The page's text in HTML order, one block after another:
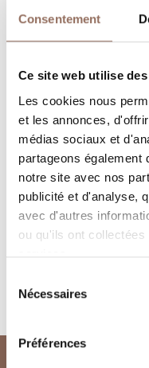
Consentement
Ce site web utilise
Les cookies nous
et les annonces,
médias sociaux et
partageons également
notre site avec nos
publicité et d'analyse,
avec d'autres
ou qu'ils ont
services.
Nécessaires
Préférences